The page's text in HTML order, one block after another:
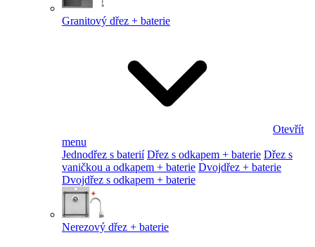
Granitový dřez + baterie
Otevřít
menu
Jednodřez s baterií Dřez s odkapem + baterie Dřez s
vaničkou a odkapem + baterie Dvojdřez + baterie
Dvojdřez s odkapem + baterie
Nerezový dřez + baterie